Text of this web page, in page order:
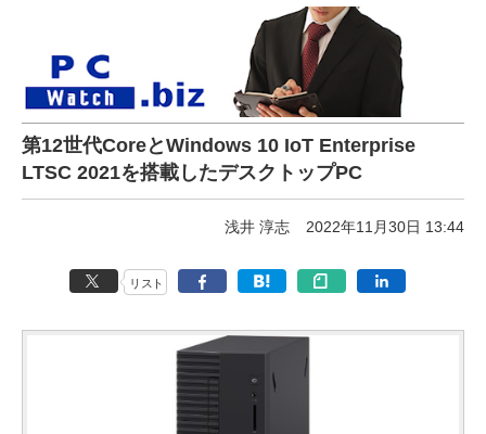
第12世代CoreとWindows 10 IoT Enterprise
LTSC 2021を搭載したデスクトップPC
浅井 淳志 2022年11月30日 13:44
リスト